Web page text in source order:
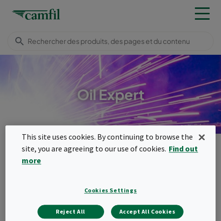
Oil Expert
Produits
Dépoussiéreurs industriels & épurateurs de brouillards d'huile
Oil Expert
Oil Expert
This site uses cookies. By continuing to browse the
site, you are agreeing to our use of cookies. Find out
more
Cookies Settings
Reject All Accept All Cookies